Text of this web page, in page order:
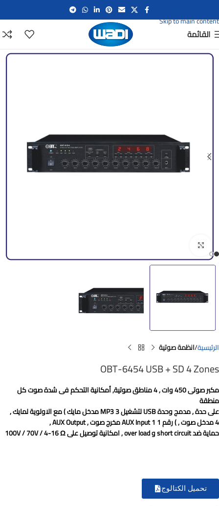
Skip to main content
القائمة
الرئيسية انظمة صوتية
OBT-6454 USB + SD 4 Zones
مكبر صوتى 450 وات , 4 مناطق صوتية, أمكانية التحكم فى شدة صوت كل
منطقة
على حدة , مدمج وحدة USB لتشغيل MP3 3 مدخل مايك ) مع الاولوية لمايك ,
4 مدخل صوت , ) رقم 1 AUX Input 1 مخرج صوت , AUX Output ,
حماية ضد short circuit و over load , امكانية توصيل على 100V / 70V / 4-16 Ω
تحميل الكتالوج